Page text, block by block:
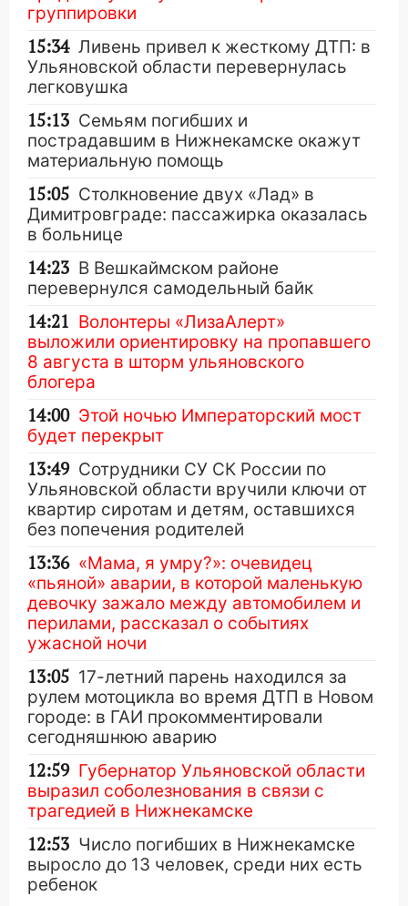
группировки
15:34 Ливень привел к жесткому ДТП: в
Ульяновской области перевернулась
легковушка
15:13 Семьям погибших и
пострадавшим в Нижнекамске окажут
материальную помощь
15:05 Столкновение двух «Лад» в
Димитровграде: пассажирка оказалась
в больнице
14:23 В Вешкаймском районе
перевернулся самодельный байк
14:21 Волонтеры «ЛизаАлерт»
выложили ориентировку на пропавшего
8 августа в шторм ульяновского
блогера
14:00 Этой ночью Императорский мост
будет перекрыт
13:49 Сотрудники СУ СК России по
Ульяновской области вручили ключи от
квартир сиротам и детям, оставшихся
без попечения родителей
13:36 «Мама, я умру?»: очевидец
«пьяной» аварии, в которой маленькую
девочку зажало между автомобилем и
перилами, рассказал о событиях
ужасной ночи
13:05 17-летний парень находился за
рулем мотоцикла во время ДТП в Новом
городе: в ГАИ прокомментировали
сегодняшнюю аварию
12:59 Губернатор Ульяновской области
выразил соболезнования в связи с
трагедией в Нижнекамске
12:53 Число погибших в Нижнекамске
выросло до 13 человек, среди них есть
ребенок